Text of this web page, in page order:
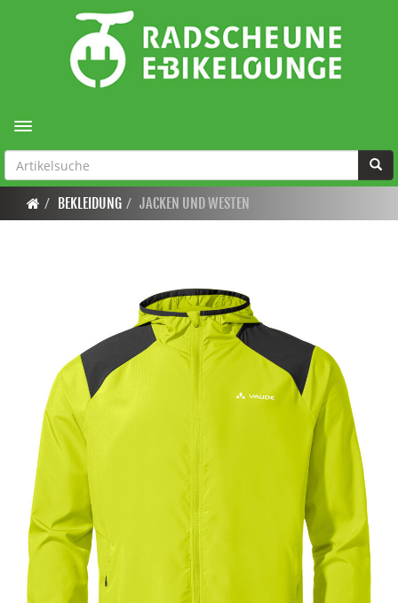
Toggle navigation
BEKLEIDUNG JACKEN UND WESTEN